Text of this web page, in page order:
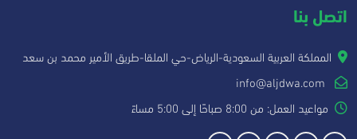
اتصل بنا
المملكة العربية السعودية-الرياض-حي الملقا-طريق الأمير محمد بن سعد
مواعيد العمل: من 8:00 صباحًا إلى 5:00 مساءً